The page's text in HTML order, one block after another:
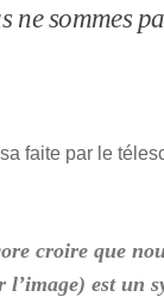
ne sommes
faite par le
croire que
est un